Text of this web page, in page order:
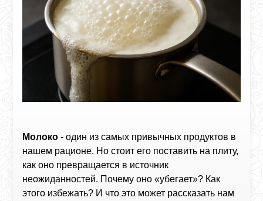
Молоко - один из самых привычных продуктов в
нашем рационе. Но стоит его поставить на плиту,
как оно превращается в источник
неожиданностей. Почему оно «убегает»? Как
этого избежать? И что это может рассказать нам